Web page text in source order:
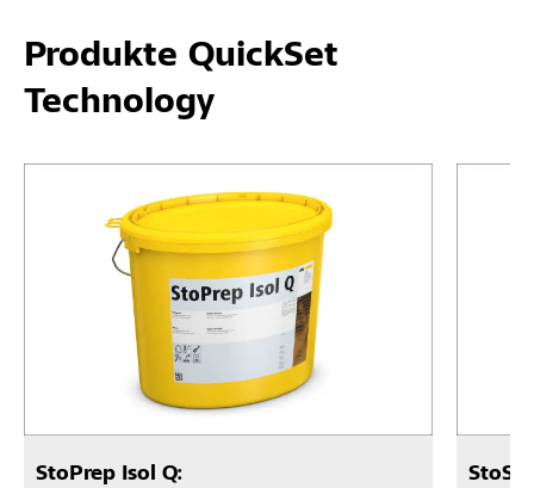
Produkte QuickSet
Technology
StoPrep Isol Q: